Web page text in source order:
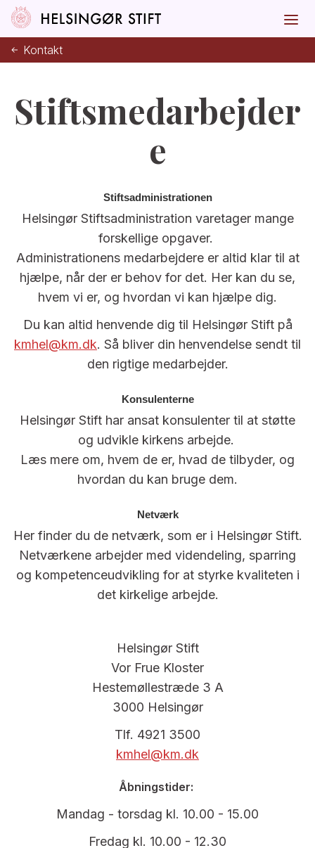
Kontakt
Stiftsmedarbejder
e
Stiftsadministrationen
Helsingør Stiftsadministration varetager mange
forskellige opgaver.
Administrationens medarbejdere er altid klar til at
hjælpe, når der er behov for det. Her kan du se,
hvem vi er, og hvordan vi kan hjælpe dig.
Du kan altid henvende dig til Helsingør Stift på
kmhel@km.dk. Så bliver din henvendelse sendt til
den rigtige medarbejder.
Konsulenterne
Helsingør Stift har ansat konsulenter til at støtte
og udvikle kirkens arbejde.
Læs mere om, hvem de er, hvad de tilbyder, og
hvordan du kan bruge dem.
Netværk
Her finder du de netværk, som er i Helsingør Stift.
Netværkene arbejder med videndeling, sparring
og kompetenceudvikling for at styrke kvaliteten i
det kirkelige arbejde.
Helsingør Stift
Vor Frue Kloster
Hestemøllestræde 3 A
3000 Helsingør
Tlf. 4921 3500
kmhel@km.dk
Åbningstider:
Mandag - torsdag kl. 10.00 - 15.00
Fredag kl. 10.00 - 12.30